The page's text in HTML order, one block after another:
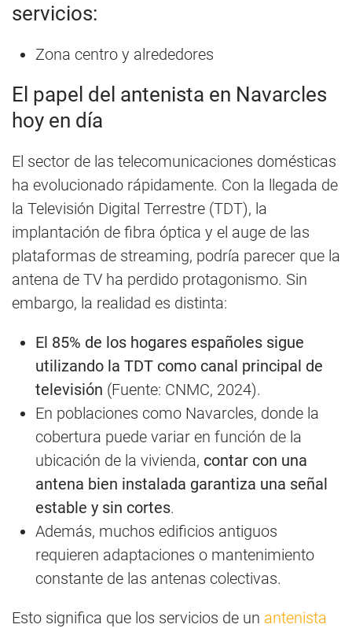
servicios:
Zona centro y alrededores
El papel del antenista en Navarcles
hoy en día
El sector de las telecomunicaciones domésticas
ha evolucionado rápidamente. Con la llegada de
la Televisión Digital Terrestre (TDT), la
implantación de fibra óptica y el auge de las
plataformas de streaming, podría parecer que la
antena de TV ha perdido protagonismo. Sin
embargo, la realidad es distinta:
El 85% de los hogares españoles sigue
utilizando la TDT como canal principal de
televisión (Fuente: CNMC, 2024).
En poblaciones como Navarcles, donde la
cobertura puede variar en función de la
ubicación de la vivienda, contar con una
antena bien instalada garantiza una señal
estable y sin cortes.
Además, muchos edificios antiguos
requieren adaptaciones o mantenimiento
constante de las antenas colectivas.
Esto significa que los servicios de un antenista